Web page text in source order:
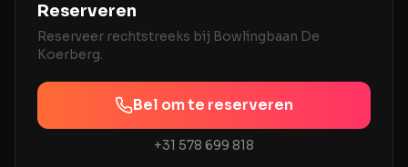
Reserveren
Reserveer rechtstreeks bij Bowlingbaan De
Koerberg.
Bel om te reserveren
+31 578 699 818